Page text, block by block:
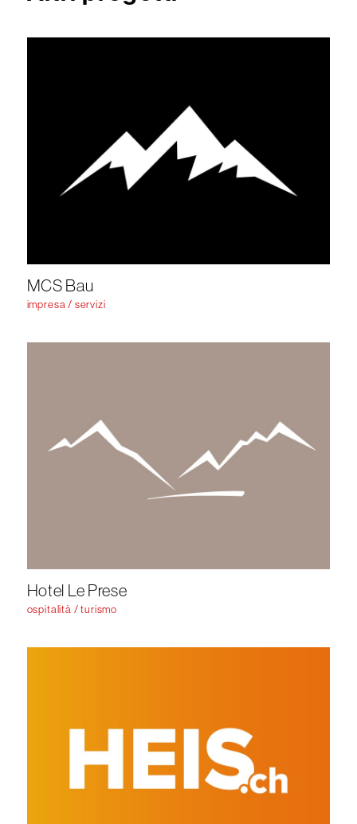
MCS Bau
impresa / servizi
Hotel Le Prese
ospitalità / turismo